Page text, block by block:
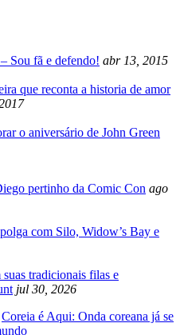
Sou fã e defendo! abr 13, 2015
que reconta a historia de amor
o aniversário de John Green
pertinho da Comic Con ago
com Silo, Widow’s Bay e
tradicionais filas e
jul 30, 2026
Coreia é Aqui: Onda coreana já se